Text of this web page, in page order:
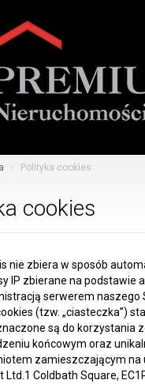
Polityka cookies
cookies
nie zbiera w sposób
IP zbierane na podstawie
serwerem naszego
(tzw. „ciasteczka”)
są do korzystania
końcowym oraz
zamieszczającym na
Ltd.1 Coldbath Square, EC1R